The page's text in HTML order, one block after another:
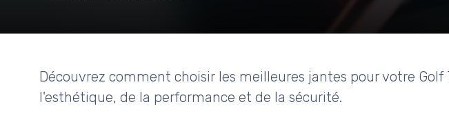
Découvrez comment choisir les meilleures jantes pour votre
l'esthétique, de la performance et de la sécurité.